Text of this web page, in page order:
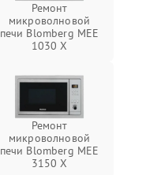
Ремонт
микроволновой
печи Blomberg MEE
1030 X
Ремонт
микроволновой
печи Blomberg MEE
3150 X